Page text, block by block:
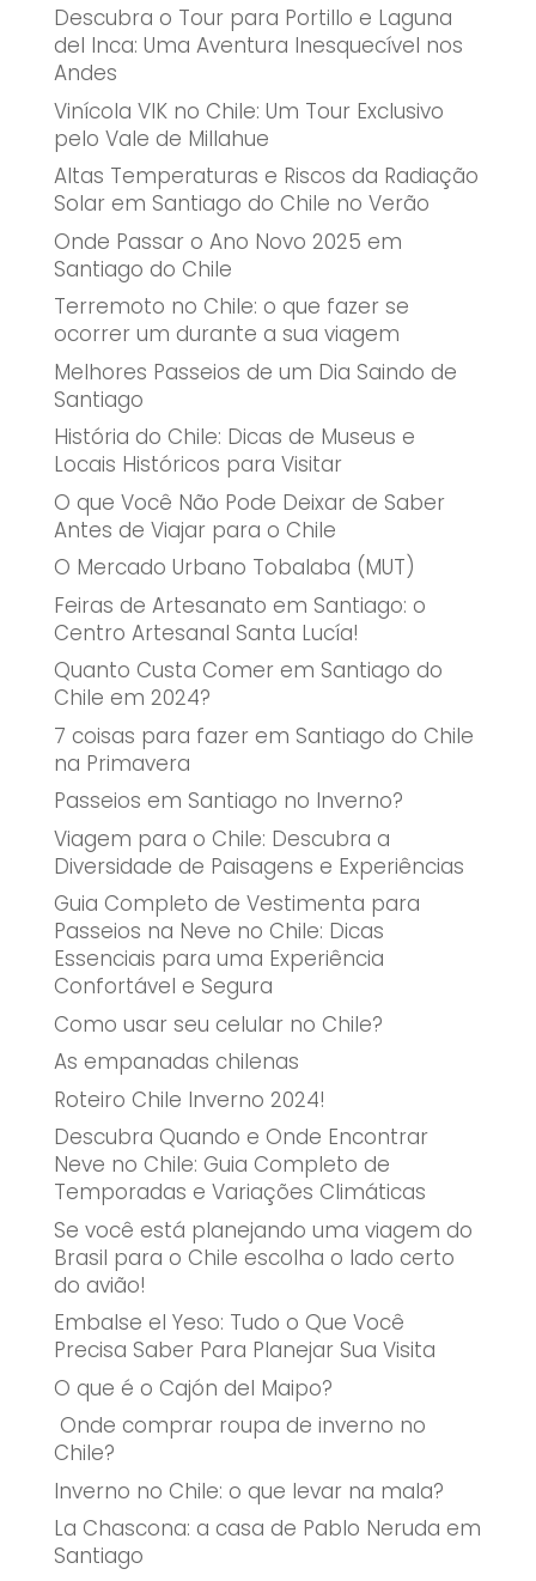
Descubra o Tour para Portillo e Laguna
del Inca: Uma Aventura Inesquecível nos
Andes
Vinícola VIK no Chile: Um Tour Exclusivo
pelo Vale de Millahue
Altas Temperaturas e Riscos da Radiação
Solar em Santiago do Chile no Verão
Onde Passar o Ano Novo 2025 em
Santiago do Chile
Terremoto no Chile: o que fazer se
ocorrer um durante a sua viagem
Melhores Passeios de um Dia Saindo de
Santiago
História do Chile: Dicas de Museus e
Locais Históricos para Visitar
O que Você Não Pode Deixar de Saber
Antes de Viajar para o Chile
O Mercado Urbano Tobalaba (MUT)
Feiras de Artesanato em Santiago: o
Centro Artesanal Santa Lucía!
Quanto Custa Comer em Santiago do
Chile em 2024?
7 coisas para fazer em Santiago do Chile
na Primavera
Passeios em Santiago no Inverno?
Viagem para o Chile: Descubra a
Diversidade de Paisagens e Experiências
Guia Completo de Vestimenta para
Passeios na Neve no Chile: Dicas
Essenciais para uma Experiência
Confortável e Segura
Como usar seu celular no Chile?
As empanadas chilenas
Roteiro Chile Inverno 2024!
Descubra Quando e Onde Encontrar
Neve no Chile: Guia Completo de
Temporadas e Variações Climáticas
Se você está planejando uma viagem do
Brasil para o Chile escolha o lado certo
do avião!
Embalse el Yeso: Tudo o Que Você
Precisa Saber Para Planejar Sua Visita
O que é o Cajón del Maipo?
Onde comprar roupa de inverno no
Chile?
Inverno no Chile: o que levar na mala?
La Chascona: a casa de Pablo Neruda em
Santiago